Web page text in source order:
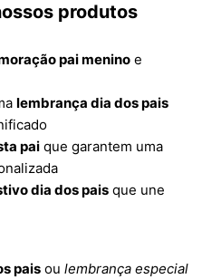
produtos
pai menino e
lembrança dia dos pais
pai que garantem uma
dia dos pais que une
pais ou lembrança especial